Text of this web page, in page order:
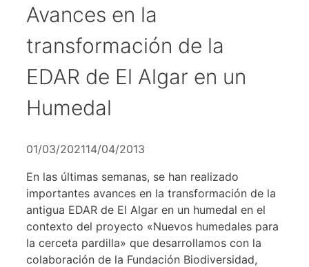
Avances en la
transformación de la
EDAR de El Algar en un
Humedal
01/03/202114/04/2013
En las últimas semanas, se han realizado
importantes avances en la transformación de la
antigua EDAR de El Algar en un humedal en el
contexto del proyecto «Nuevos humedales para
la cerceta pardilla» que desarrollamos con la
colaboración de la Fundación Biodiversidad,